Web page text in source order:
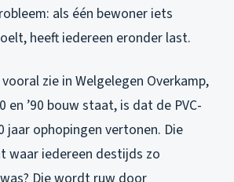
als één bewoner iets
heeft iedereen eronder last.
zie in Welgelegen Overkamp,
en ’90 bouw staat, is dat de PVC-
jaar ophopingen vertonen. Die
waar iedereen destijds zo